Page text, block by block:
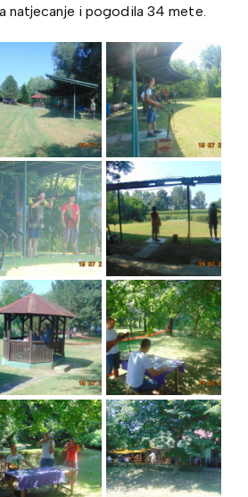
natjecanje i pogodila 34 mete.